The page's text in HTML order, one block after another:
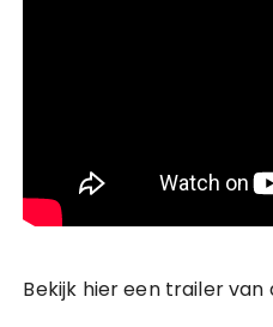
Bekijk hier een trailer van